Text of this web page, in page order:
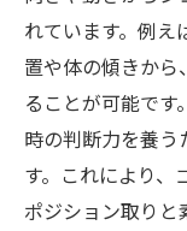
れています。例
置や体の傾きか
ることが可能で
時の判断力を養
す。これにより、
ポジション取りと